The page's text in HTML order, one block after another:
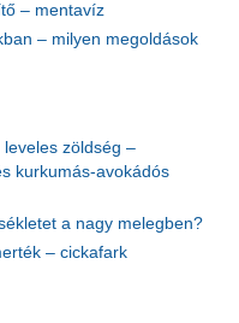
– mentavíz
– milyen megoldások
zöldség –
kurkumás-avokádós
a nagy melegben?
– cickafark